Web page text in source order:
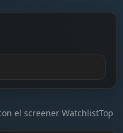
el screener WatchlistTop